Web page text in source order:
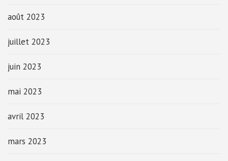
août 2023
juillet 2023
juin 2023
mai 2023
avril 2023
mars 2023